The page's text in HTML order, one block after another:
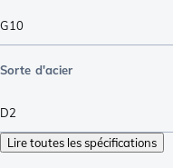
G10
Sorte d'acier
D2
Lire toutes les spécifications